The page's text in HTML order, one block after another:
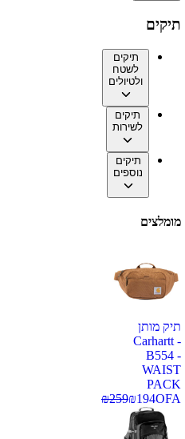
תיקים
תיקים
לשטח
ולטיולים
תיקים
לשירות
תיקים
נוספים
מומלצים
תיק מותן
Carhartt -
B554 -
WAIST
PACK
OFA
₪194
₪259